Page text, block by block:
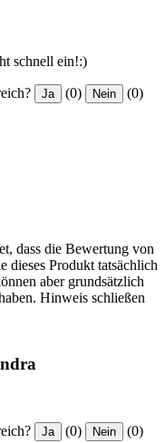
schnell ein!:)
Ja (0) Nein (0)
dass die Bewertung von
dieses Produkt tatsächlich
aber grundsätzlich
Hinweis schließen
Ja (0) Nein (0)